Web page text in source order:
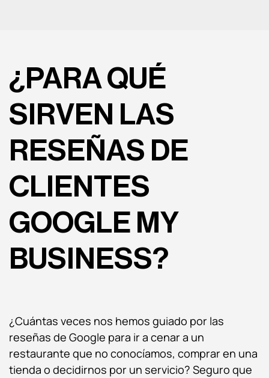
¿PARA QUÉ
SIRVEN LAS
RESEÑAS DE
CLIENTES
GOOGLE MY
BUSINESS?
¿Cuántas veces nos hemos guiado por las
reseñas de Google para ir a cenar a un
restaurante que no conocíamos, comprar en una
tienda o decidirnos por un servicio? Seguro que